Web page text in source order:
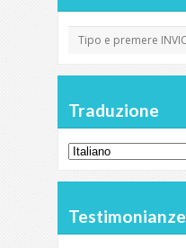
Traduzione
Testimonianze